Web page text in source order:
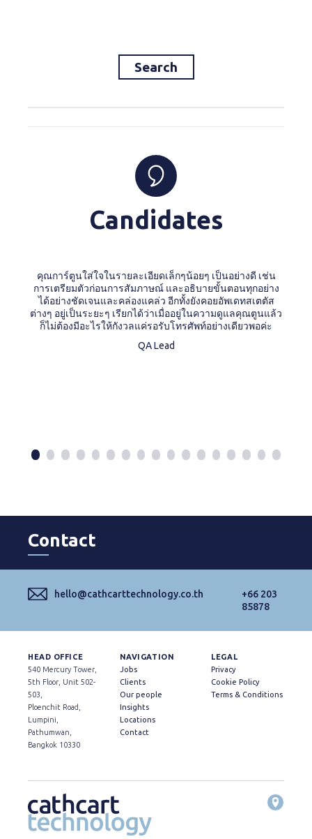
Search
Candidates
คุณการ์ตูนใส่ใจในรายละเอียดเล็กๆน้อยๆ เป็นอย่างดี เช่น
การเตรียมตัวก่อนการสัมภาษณ์ และอธิบายขั้นตอนทุกอย่าง
ได้อย่างชัดเจนและคล่องแคล่ว อีกทั้งยังคอยอัพเดทสเตตัส
ต่างๆ อยู่เป็นระยะๆ เรียกได้ว่าเมื่ออยู่ในความดูแลคุณตูนแล้ว
ก็ไม่ต้องมีอะไรให้กังวลแค่รอรับโทรศัพท์อย่างเดียวพอค่ะ
QA Lead
Contact
hello@cathcarttechnology.co.th
+66 203
85878
HEAD OFFICE
540 Mercury Tower,
5th Floor, Unit 502-
503,
Ploenchit Road,
Lumpini,
Pathumwan,
Bangkok 10330
NAVIGATION
Jobs
Clients
Our people
Insights
Locations
Contact
LEGAL
Privacy
Cookie Policy
Terms & Conditions